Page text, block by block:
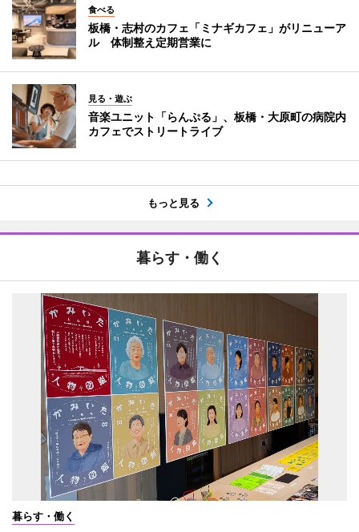
食べる
板橋・志村のカフェ「ミナギカフェ」がリニューア
ル 体制整え定期営業に
見る・遊ぶ
音楽ユニット「らんぷる」、板橋・大原町の病院内
カフェでストリートライブ
もっと見る
暮らす・働く
暮らす・働く